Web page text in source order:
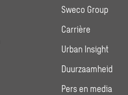
Sweco Group
Carrière
Urban Insight
Duurzaamheid
Pers en media